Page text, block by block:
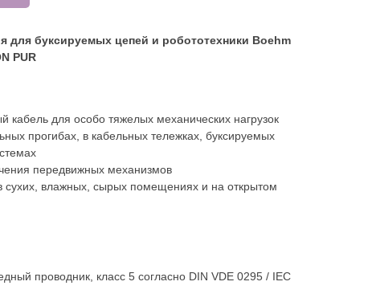
для буксируемых цепей и робототехники Boehm
PUR
кабель для особо тяжелых механических нагрузок
прогибах, в кабельных тележках, буксируемых
передвижных механизмов
сухих, влажных, сырых помещениях и на открытом
проводник, класс 5 согласно DIN VDE 0295 / IEC